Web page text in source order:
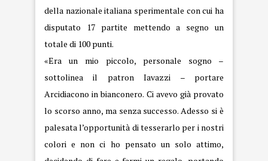
della nazionale italiana sperimentale con cui ha
disputato 17 partite mettendo a segno un
totale di 100 punti.
«Era un mio piccolo, personale sogno –
sottolinea il patron Iavazzi – portare
Arcidiacono in bianconero. Ci avevo già provato
lo scorso anno, ma senza successo. Adesso si è
palesata l’opportunità di tesserarlo per i nostri
colori e non ci ho pensato un solo attimo,